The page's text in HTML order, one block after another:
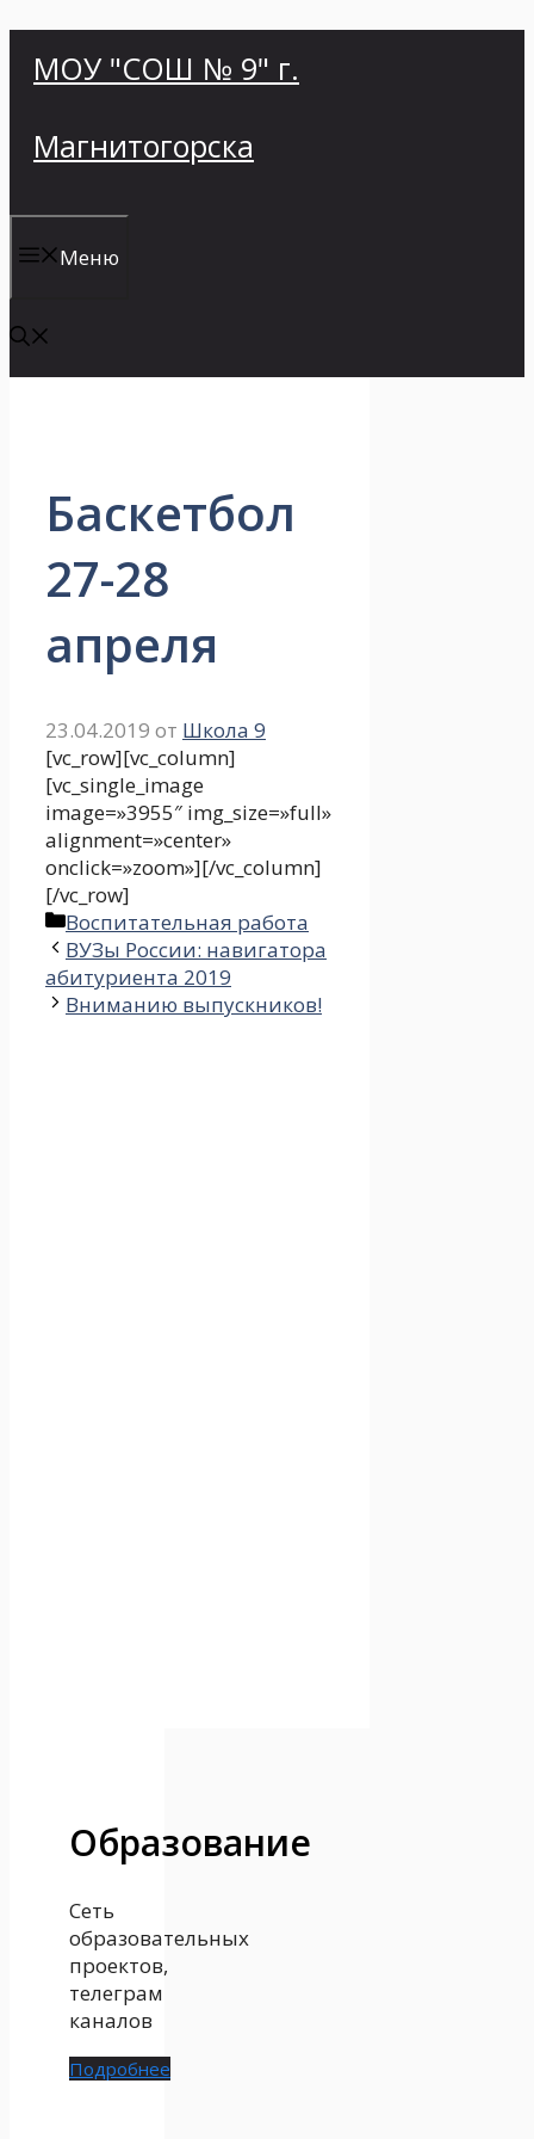
МОУ "СОШ № 9" г.
Магнитогорска
Меню
Баскетбол
27-28
апреля
23.04.2019 от Школа 9
[vc_row][vc_column]
[vc_single_image
image=»3955″ img_size=»full»
alignment=»center»
onclick=»zoom»][/vc_column]
[/vc_row]
Рубрики
Воспитательная работа
ВУЗы России: навигатора
абитуриента 2019
Вниманию выпускников!
Образование
Сеть
образовательных
проектов,
телеграм
каналов
Подробнее